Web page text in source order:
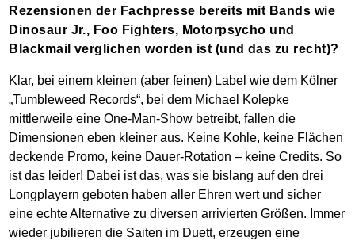
Rezensionen der Fachpresse bereits mit Bands wie
Dinosaur Jr., Foo Fighters, Motorpsycho und
Blackmail verglichen worden ist (und das zu recht)?
Klar, bei einem kleinen (aber feinen) Label wie dem Kölner
„Tumbleweed Records“, bei dem Michael Kolepke
mittlerweile eine One-Man-Show betreibt, fallen die
Dimensionen eben kleiner aus. Keine Kohle, keine Flächen
deckende Promo, keine Dauer-Rotation – keine Credits. So
ist das leider! Dabei ist das, was sie bislang auf den drei
Longplayern geboten haben aller Ehren wert und sicher
eine echte Alternative zu diversen arrivierten Größen. Immer
wieder jubilieren die Saiten im Duett, erzeugen eine